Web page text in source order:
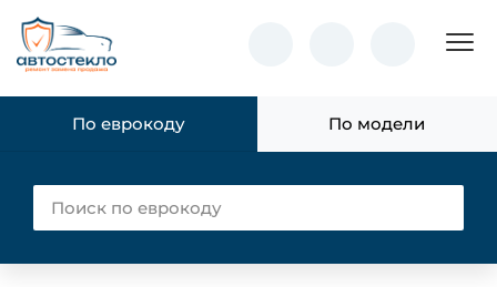
По еврокоду По модели